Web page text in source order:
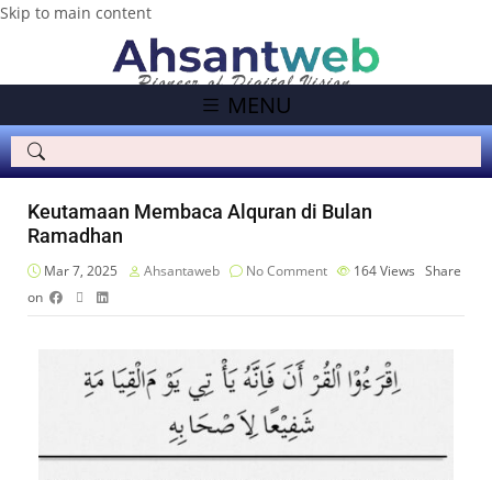
Skip to main content
MENU
Keutamaan Membaca Alquran di Bulan
Ramadhan
Mar 7, 2025 Ahsantaweb No Comment 164Views Share
on